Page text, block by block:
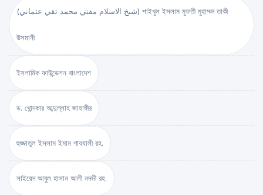
(شيخ الاسلام مفتي محمد تقي عثماني) শাইখুল ইসলাম মুফতী মুহাম্মদ তাকী
উসমানী
ইসলামিক ফাউন্ডেশন বাংলাদেশ
ড. খোন্দকার আব্দুল্লাহ জাহাঙ্গীর
হুজ্জাতুল ইসলাম ইমাম গাযযালী রহ.
সাইয়েদ আবুল হাসান আলী নদভী রহ.